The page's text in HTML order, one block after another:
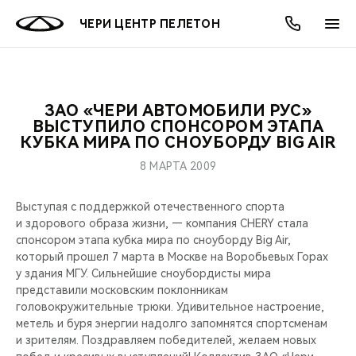
ЧЕРИ ЦЕНТР ПЕЛЕТОН
МОДЕЛИ
КРОССОВЕРЫ
СЕДАНЫ
НОВИНКИ
ПОКУПАТЕЛЯМ
ВЛАДЕЛЬЦАМ
ПОДДЕРЖКА
CHERY CONNECT
МИР CHERY
CHERY В СОЦСЕТЯХ
ЛЮДИ CHERY
БЛАГОТВОРИТЕЛЬНОСТЬ
АКЦИИ
ОНЛАЙН СЕРВИСЫ
О КОМПАНИИ
ЗАО «ЧЕРИ АВТОМОБИЛИ РУС»
ВЫСТУПИЛО СПОНСОРОМ ЭТАПА
КУБКА МИРА ПО СНОУБОРДУ BIG AIR
8 МАРТА 2009
Выступая с поддержкой отечественного спорта
и здорового образа жизни, — компания CHERY стала
спонсором этапа кубка мира по сноуборду Big Air,
который прошел 7 марта в Москве на Воробьевых Горах
у здания МГУ. Сильнейшие сноубордисты мира
представили московским поклонникам
головокружительные трюки. Удивительное настроение,
метель и буря энергии надолго запомнятся спортсменам
и зрителям. Поздравляем победителей, желаем новых